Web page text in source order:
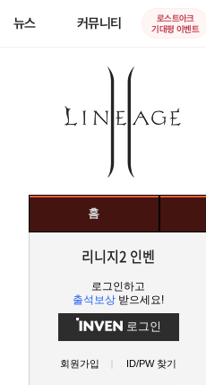
뉴스 커뮤니티
로스트아크
기대평 이벤트
홈
리니지2 인벤
로그인하고
출석보상 받으세요!
로그인
회원가입 ID/PW 찾기